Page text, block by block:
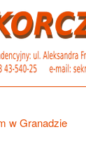
w Granadzie